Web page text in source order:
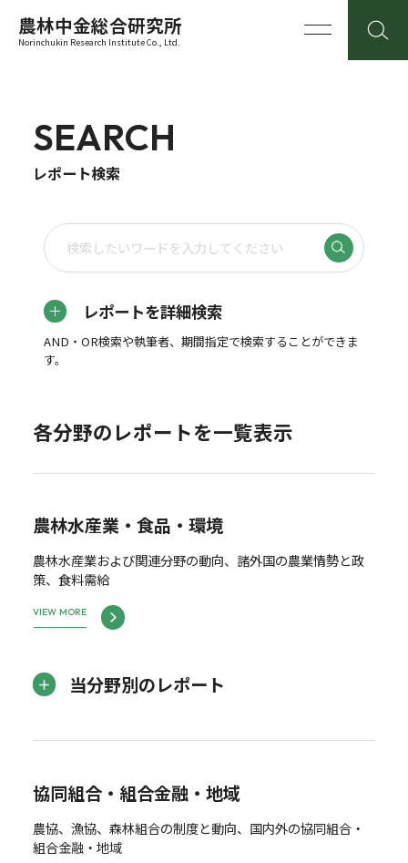
農林中金総合研究所
Norinchukin Research Institute Co., Ltd.
SEARCH
レポート検索
レポートを詳細検索
AND・OR検索や執筆者、期間指定で検索することができま
す。
各分野のレポートを一覧表示
農林水産業・食品・環境
農林水産業および関連分野の動向、諸外国の農業情勢と政
策、食料需給
VIEW MORE
当分野別のレポート
協同組合・組合金融・地域
農協、漁協、森林組合の制度と動向、国内外の協同組合・
組合金融・地域